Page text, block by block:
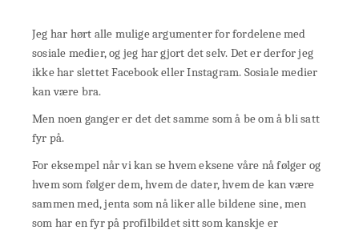
Jeg har hørt alle mulige argumenter for fordelene med
sosiale medier, og jeg har gjort det selv. Det er derfor jeg
ikke har slettet Facebook eller Instagram. Sosiale medier
kan være bra.
Men noen ganger er det det samme som å be om å bli satt
fyr på.
For eksempel når vi kan se hvem eksene våre nå følger og
hvem som følger dem, hvem de dater, hvem de kan være
sammen med, jenta som nå liker alle bildene sine, men
som har en fyr på profilbildet sitt som kanskje er